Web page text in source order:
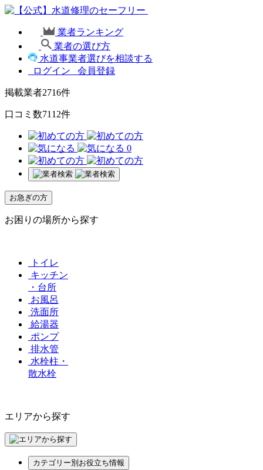
業者ランキング
業者の選び方
水道事業者選びを相談する
ログイン
会員登録
掲載業者2716件
口コミ数7112件
0
お急ぎの方
お困りの場所から探す
トイレ
キッチン
・台所
お風呂
洗面所
給湯器
ポンプ
排水管
水栓柱・
散水栓
エリアから探す
カテゴリー別お役立ち情報